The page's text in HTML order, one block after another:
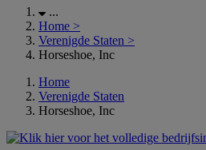
...
Home >
Verenigde Staten >
Horseshoe, Inc
Home
Verenigde Staten
Horseshoe, Inc